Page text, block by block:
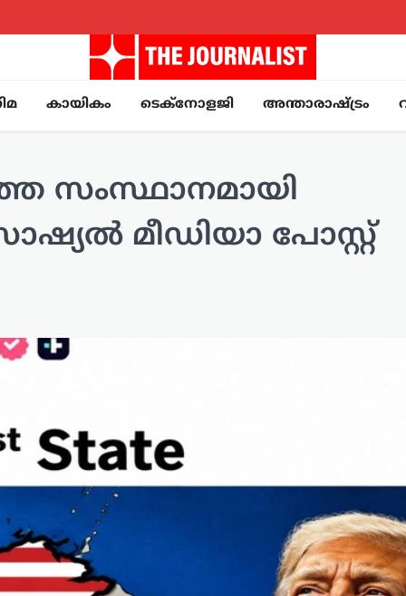
കായികം ടെക്നോളജി അന്താരാഷ്ട്രം
സംസ്ഥാനമായി
മീഡിയാ പോസ്റ്റ്